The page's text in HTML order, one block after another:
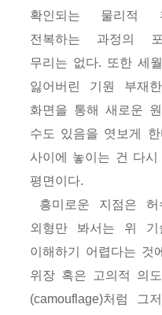
확인되는 물리적
전복하는 과정의
무리는 없다. 또한 세
잃어버린 기원 부재
화면을 통해 새로운
수도 있음을 엿보게
사이에 놓이는 건 다
평면이다.
흥미로운 지점은 허
외형만 봐서는 위 기
이해하기 어렵다는 것
위장 혹은 고의적 의
(camouflage)처럼 그